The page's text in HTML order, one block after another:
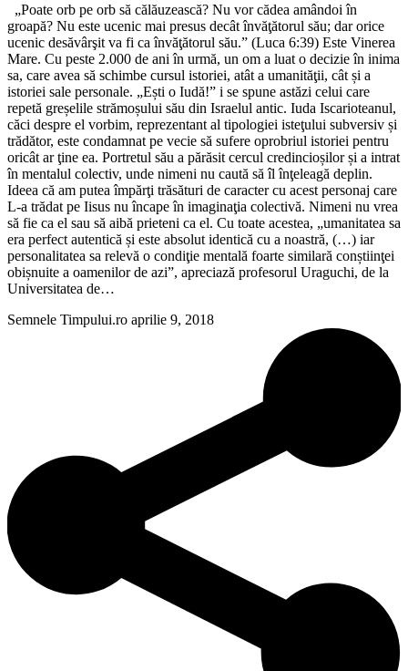
„Poate orb pe orb să călăuzească? Nu vor cădea amândoi în
groapă? Nu este ucenic mai presus decât învăţătorul său; dar orice
ucenic desăvârşit va fi ca învăţătorul său.” (Luca 6:39) Este Vinerea
Mare. Cu peste 2.000 de ani în urmă, un om a luat o decizie în inima
sa, care avea să schimbe cursul istoriei, atât a umanităţii, cât și a
istoriei sale personale. „Ești o Iudă!” i se spune astăzi celui care
repetă greșelile strămoșului său din Israelul antic. Iuda Iscarioteanul,
căci despre el vorbim, reprezentant al tipologiei isteţului subversiv și
trădător, este condamnat pe vecie să sufere oprobriul istoriei pentru
oricât ar ţine ea. Portretul său a părăsit cercul credincioșilor și a intrat
în mentalul colectiv, unde nimeni nu caută să îl înţeleagă deplin.
Ideea că am putea împărţi trăsături de caracter cu acest personaj care
L-a trădat pe Iisus nu încape în imaginaţia colectivă. Nimeni nu vrea
să fie ca el sau să aibă prieteni ca el. Cu toate acestea, „umanitatea sa
era perfect autentică și este absolut identică cu a noastră, (…) iar
personalitatea sa relevă o condiţie mentală foarte similară conștiinţei
obișnuite a oamenilor de azi”, apreciază profesorul Uraguchi, de la
Universitatea de…
Semnele Timpului.ro aprilie 9, 2018